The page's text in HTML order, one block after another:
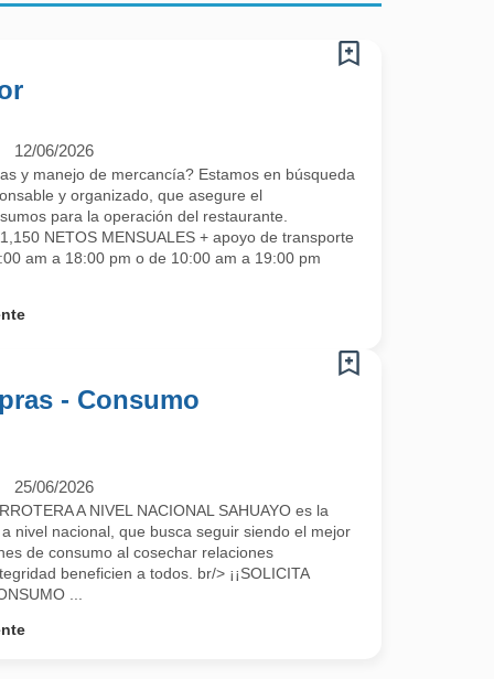
12/06/2026
y manejo de mercancía? Estamos en búsqueda
y organizado, que asegure el
para la operación del restaurante.
NETOS MENSUALES + apoyo de transporte
am a 18:00 pm o de 10:00 am a 19:00 pm
- Consumo
25/06/2026
A NIVEL NACIONAL SAHUAYO es la
nivel nacional, que busca seguir siendo el mejor
de consumo al cosechar relaciones
beneficien a todos. br/> ¡¡SOLICITA
...